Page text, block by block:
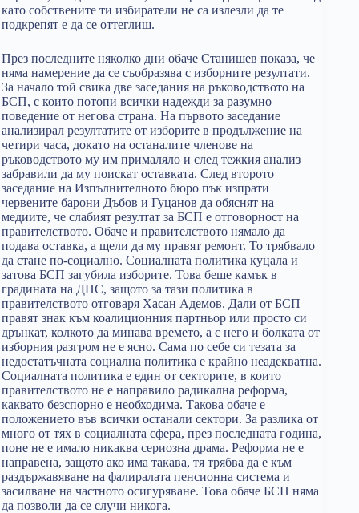
като собствените ти избиратели не са излезли да те
подкрепят е да се оттеглиш.
През последните няколко дни обаче Станишев показа, че
няма намерение да се съобразява с изборните резултати.
За начало той свика две заседания на ръководството на
БСП, с които потопи всички надежди за разумно
поведение от негова страна. На първото заседание
анализирал резултатите от изборите в продължение на
четири часа, докато на останалите членове на
ръководството му им прималяло и след тежкия анализ
забравили да му поискат оставката. След второто
заседание на Изпълнителното бюро пък изпрати
червените барони Дъбов и Гуцанов да обяснят на
медиите, че слабият резултат за БСП е отговорност на
правителството. Обаче и правителството нямало да
подава оставка, а щели да му правят ремонт. То трябвало
да стане по-социално. Социалната политика куцала и
затова БСП загубила изборите. Това беше камък в
градината на ДПС, защото за тази политика в
правителството отговаря Хасан Адемов. Дали от БСП
правят знак към коалиционния партньор или просто си
дрънкат, колкото да минава времето, а с него и болката от
изборния разгром не е ясно. Сама по себе си тезата за
недостатъчната социална политика е крайно неадекватна.
Социалната политика е един от секторите, в които
правителството не е направило радикална реформа,
каквато безспорно е необходима. Такова обаче е
положението във всички останали сектори. За разлика от
много от тях в социалната сфера, през последната година,
поне не е имало никаква сериозна драма. Реформа не е
направена, защото ако има такава, тя трябва да е към
раздържавяване на фалиралата пенсионна система и
засилване на частното осигуряване. Това обаче БСП няма
да позволи да се случи никога.